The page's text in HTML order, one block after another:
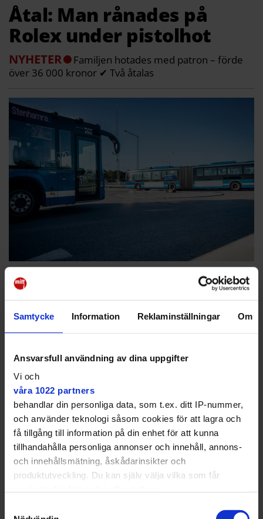
Samtycke Information Reklaminställningar Om
Ansvarsfull användning av dina uppgifter
Vi och
våra 1022 partners
behandlar din personliga data, som t.ex. ditt IP-nummer,
och använder teknologi såsom cookies för att lagra och
få tillgång till information på din enhet för att kunna
tillhandahålla personliga annonser och innehåll, annons-
och innehållsmätning, åskådarinsikter och
produktutveckling. Du kan själv välja vilka som får
Åtal: Man rånades på
Rolex under pistolhot
NYHETER
Familjen hotades med patron – förde
över 36 000 kronor ✔ Två åtalas
Trafikverket backar:
Fartgupp görs om
TRAFIK
Efter klagomålen i rondellen ✔ "Hitta en